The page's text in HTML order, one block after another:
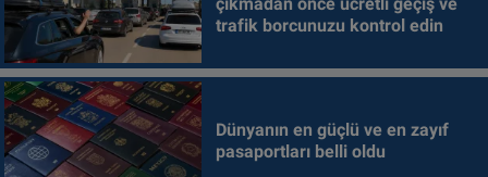
trafik borcunuzu kontrol edin
Dünyanın en güçlü ve en zayıf
pasaportları belli oldu